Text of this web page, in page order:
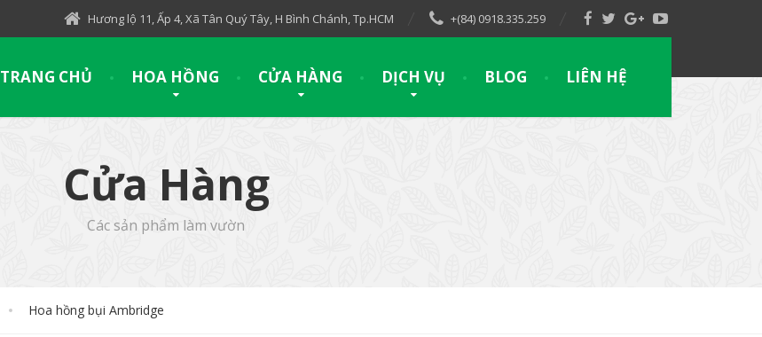
Hương lộ 11, Ấp 4, Xã Tân Quý Tây, H Bình Chánh, Tp.HCM +(84) 0918.335.259
TRANG CHỦ HOA HỒNG CỬA HÀNG DỊCH VỤ BLOG LIÊN HỆ
Cửa Hàng
Các sản phẩm làm vườn
Hoa hồng bụi Ambridge